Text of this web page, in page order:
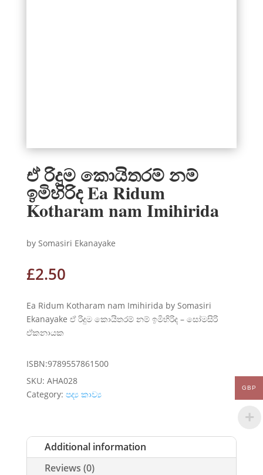
ඒ රිදුම කොයිතරම් නම්
ඉමිහිරිද Ea Ridum
Kotharam nam Imihirida
by Somasiri Ekanayake
£2.50
Ea Ridum Kotharam nam Imihirida by Somasiri
Ekanayake ඒ රිදුම කොයිතරම් නම් ඉමිහිරිද – සෝමසිරි
ඒකනායක
ISBN:9789557861500
SKU: AHA028
Category: පද්‍ය කාව්‍ය
Additional information
Reviews (0)
GBP